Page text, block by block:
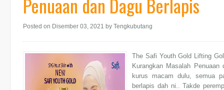
Posted on Disember 03, 2021 by Tengkubutang
The Safi Youth Gold Lifting
Kurangkan Masalah
kurus macam dulu, semua
berlapis dah ni.. Takde